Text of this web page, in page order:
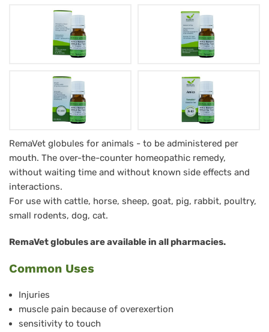
Arnica
RemaVet
Globuli
für
Tiere
-
3
RemaVet globules for animals - to be administered per
mouth. The over-the-counter homeopathic remedy,
without waiting time and without known side effects and
interactions.
For use with cattle, horse, sheep, goat, pig, rabbit, poultry,
small rodents, dog, cat.
RemaVet globules are available in all pharmacies.
Common Uses
Injuries
muscle pain because of overexertion
sensitivity to touch